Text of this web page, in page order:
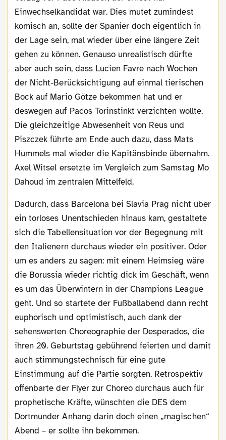
Einwechselkandidat war. Dies mutet zumindest
komisch an, sollte der Spanier doch eigentlich in
der Lage sein, mal wieder über eine längere Zeit
gehen zu können. Genauso unrealistisch dürfte
aber auch sein, dass Lucien Favre nach Wochen
der Nicht-Berücksichtigung auf einmal tierischen
Bock auf Mario Götze bekommen hat und er
deswegen auf Pacos Torinstinkt verzichten wollte.
Die gleichzeitige Abwesenheit von Reus und
Piszczek führte am Ende auch dazu, dass Mats
Hummels mal wieder die Kapitänsbinde übernahm.
Axel Witsel ersetzte im Vergleich zum Samstag Mo
Dahoud im zentralen Mittelfeld.
Dadurch, dass Barcelona bei Slavia Prag nicht über
ein torloses Unentschieden hinaus kam, gestaltete
sich die Tabellensituation vor der Begegnung mit
den Italienern durchaus wieder ein positiver. Oder
um es anders zu sagen: mit einem Heimsieg wäre
die Borussia wieder richtig dick im Geschäft, wenn
es um das Überwintern in der Champions League
geht. Und so startete der Fußballabend dann recht
euphorisch und optimistisch, auch dank der
sehenswerten Choreographie der Desperados, die
ihren 20. Geburtstag gebührend feierten und damit
auch stimmungstechnisch für eine gute
Einstimmung auf die Partie sorgten. Retrospektiv
offenbarte der Flyer zur Choreo durchaus auch für
prophetische Kräfte, wünschten die DES dem
Dortmunder Anhang darin doch einen „magischen“
Abend – er sollte ihn bekommen.